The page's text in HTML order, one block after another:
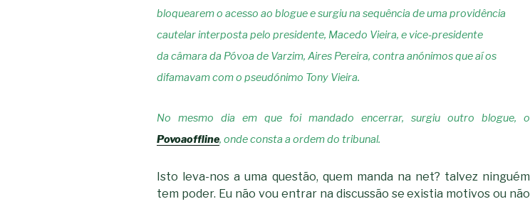
bloquearem o acesso ao blogue e surgiu na sequência de uma providência
cautelar interposta pelo presidente, Macedo Vieira, e vice-presidente
da câmara da Póvoa de Varzim, Aires Pereira, contra anónimos que aí os
difamavam com o pseudónimo Tony Vieira.
No mesmo dia em que foi mandado encerrar, surgiu outro blogue, o
Povoaoffline, onde consta a ordem do tribunal.
Isto leva-nos a uma questão, quem manda na net? talvez ninguém
tem poder. Eu não vou entrar na discussão se existia motivos ou não